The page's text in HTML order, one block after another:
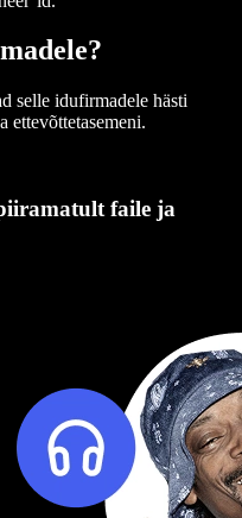
selle idufirmadele hästi
ettevõttetasemeni.
faile ja